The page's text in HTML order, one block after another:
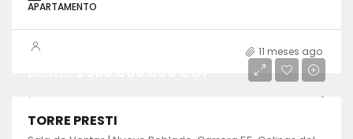
APARTAMENTO
11 meses ago
TORRE PRESTI